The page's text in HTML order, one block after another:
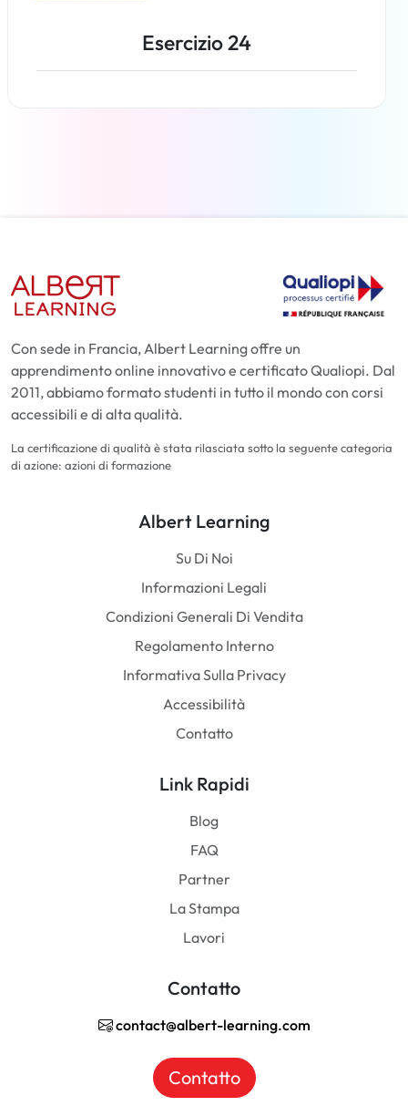
Esercizio 24
Con sede in Francia, Albert Learning offre un
apprendimento online innovativo e certificato Qualiopi. Dal
2011, abbiamo formato studenti in tutto il mondo con corsi
accessibili e di alta qualità.
La certificazione di qualità è stata rilasciata sotto la seguente categoria
di azione: azioni di formazione
Albert Learning
Su Di Noi
Informazioni Legali
Condizioni Generali Di Vendita
Regolamento Interno
Informativa Sulla Privacy
Accessibilità
Contatto
Link Rapidi
Blog
FAQ
Partner
La Stampa
Lavori
Contatto
contact@albert-learning.com
Contatto